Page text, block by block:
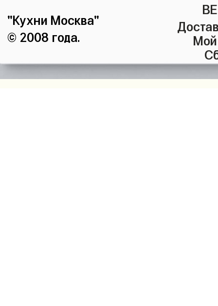
"Кухни Москва"
© 2008 года.